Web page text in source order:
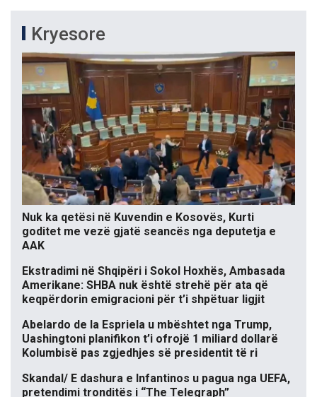
Kryesore
Nuk ka qetësi në Kuvendin e Kosovës, Kurti
goditet me vezë gjatë seancës nga deputetja e
AAK
Ekstradimi në Shqipëri i Sokol Hoxhës, Ambasada
Amerikane: SHBA nuk është strehë për ata që
keqpërdorin emigracioni për t’i shpëtuar ligjit
Abelardo de la Espriela u mbështet nga Trump,
Uashingtoni planifikon t’i ofrojë 1 miliard dollarë
Kolumbisë pas zgjedhjes së presidentit të ri
Skandal/ E dashura e Infantinos u pagua nga UEFA,
pretendimi tronditës i “The Telegraph”